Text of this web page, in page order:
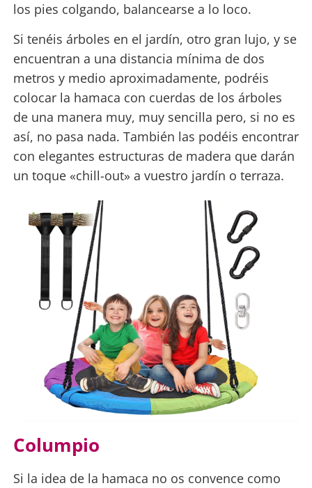
los pies colgando, balancearse a lo loco.
Si tenéis árboles en el jardín, otro gran lujo, y se
encuentran a una distancia mínima de dos
metros y medio aproximadamente, podréis
colocar la hamaca con cuerdas de los árboles
de una manera muy, muy sencilla pero, si no es
así, no pasa nada. También las podéis encontrar
con elegantes estructuras de madera que darán
un toque «chill-out» a vuestro jardín o terraza.
Columpio
Si la idea de la hamaca no os convence como